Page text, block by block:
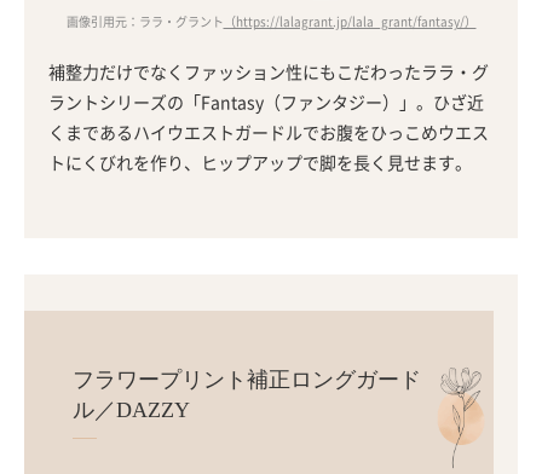
画像引用元：ララ・グラント （https://lalagrant.jp/lala_grant/fantasy/）
補整力だけでなくファッション性にもこだわったララ・グ
ラントシリーズの「Fantasy（ファンタジー）」。ひざ近
くまであるハイウエストガードルでお腹をひっこめウエス
トにくびれを作り、ヒップアップで脚を長く見せます。
フラワープリント補正ロングガード
ル／DAZZY